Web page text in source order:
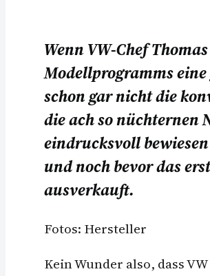
Wenn VW-Chef
Modellprogramms
schon gar nicht die
die ach so nüchternen
eindrucksvoll
und noch bevor das
ausverkauft.
Fotos: Hersteller
Kein Wunder also, dass